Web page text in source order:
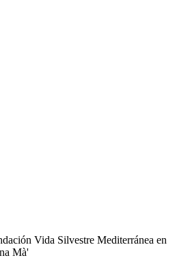
Vida Silvestre Mediterránea en
Mà'